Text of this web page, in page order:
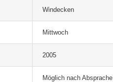
Windecken
Mittwoch
2005
Möglich nach Absprache